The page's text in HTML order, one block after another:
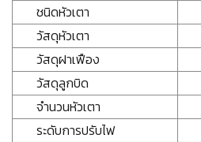
ชนิดหัวเตา
วัสดุหัวเตา
วัสดุฝาเฟือง
วัสดุลูกบิด
จำนวนหัวเตา
ระดับการปรับไฟ